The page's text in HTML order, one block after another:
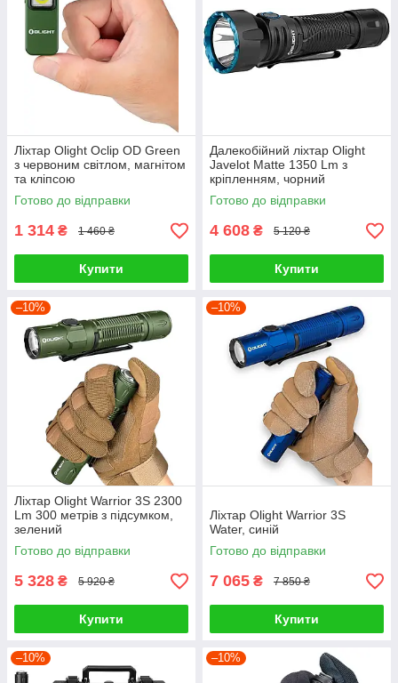
Ліхтар Olight Oclip OD Green
з червоним світлом, магнітом
та кліпсою
Готово до відправки
1 314 ₴ 1 460 ₴
Купити
Далекобійний ліхтар Olight
Javelot Matte 1350 Lm з
кріпленням, чорний
Готово до відправки
4 608 ₴ 5 120 ₴
Купити
–10%
Ліхтар Olight Warrior 3S 2300
Lm 300 метрів з підсумком,
зелений
Готово до відправки
5 328 ₴ 5 920 ₴
Купити
–10%
Ліхтар Olight Warrior 3S
Water, синій
Готово до відправки
7 065 ₴ 7 850 ₴
Купити
–10% –10%